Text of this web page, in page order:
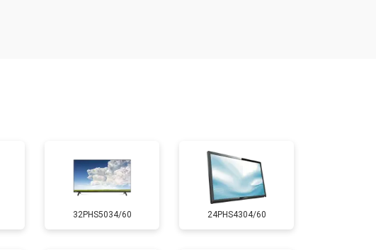
от 2600 ₽ Заказать
от 3500 ₽ Заказать
32PHS5034/60 24PHS4304/60